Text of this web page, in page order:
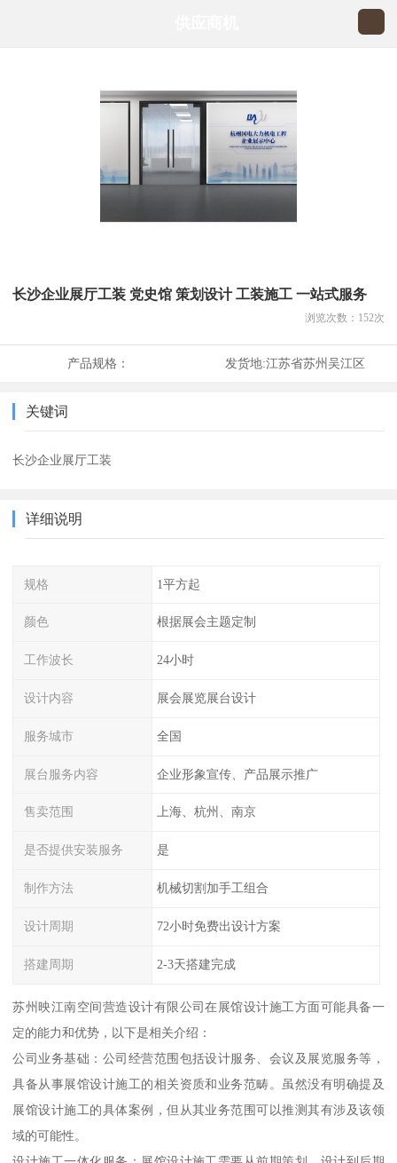
长沙企业展厅工装 党史馆 策划设计 工装施工 一站式服务
浏览次数： 152次
产品规格： 发货地:江苏省苏州吴江区
关键词
长沙企业展厅工装
详细说明
规格 1平方起
颜色 根据展会主题定制
工作波长 24小时
设计内容 展会展览展台设计
服务城市 全国
展台服务内容 企业形象宣传、产品展示推广
售卖范围 上海、杭州、南京
是否提供安装服务 是
制作方法 机械切割加手工组合
设计周期 72小时免费出设计方案
搭建周期 2-3天搭建完成
苏州映江南空间营造设计有限公司在展馆设计施工方面可能具备一
定的能力和优势，以下是相关介绍：
公司业务基础：公司经营范围包括设计服务、会议及展览服务等，
具备从事展馆设计施工的相关资质和业务范畴。虽然没有明确提及
展馆设计施工的具体案例，但从其业务范围可以推测其有涉及该领
域的可能性。